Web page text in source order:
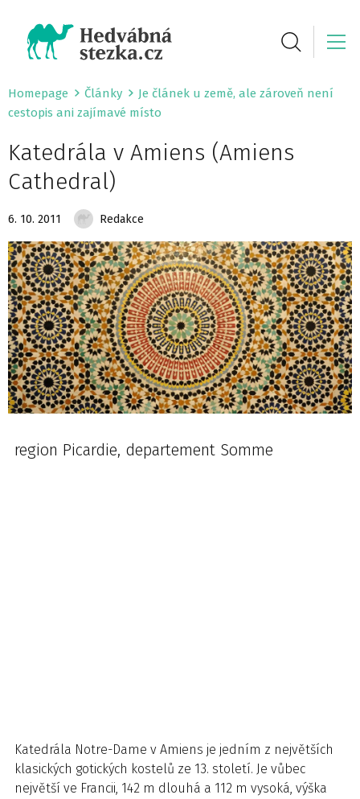
Homepage Články
Je článek u země, ale zároveň není
cestopis ani zajímavé místo
Katedrála v Amiens (Amiens
Cathedral)
6. 10. 2011 Redakce
region Picardie, departement Somme
Katedrála Notre-Dame v Amiens je jedním z největších
klasických gotických kostelů ze 13. století. Je vůbec
největší ve Francii, 142 m dlouhá a 112 m vysoká, výška